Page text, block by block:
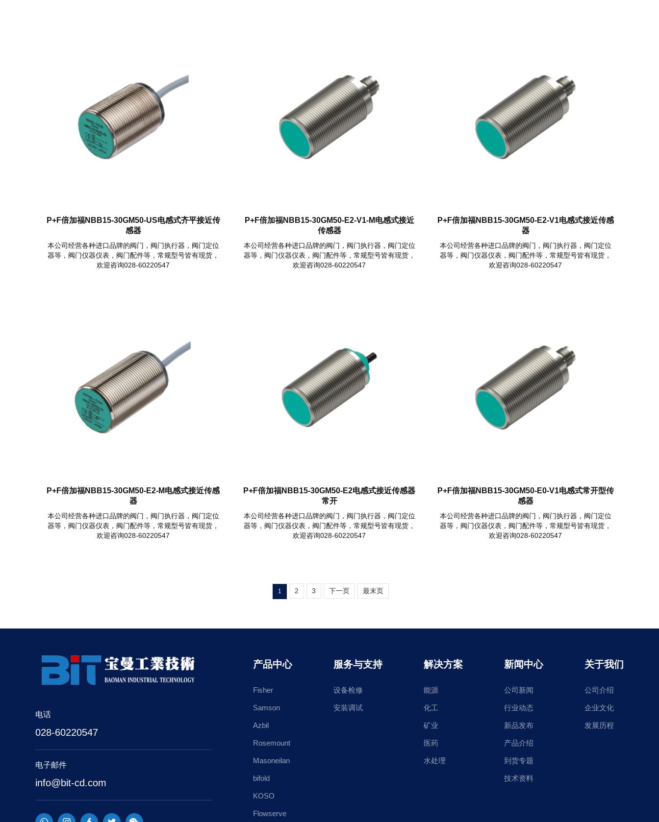
P+F倍加福NBB15-30GM50-US电感式齐平接近传
感器
本公司经营各种进口品牌的阀门，阀门执行器，阀门定位
器等，阀门仪器仪表，阀门配件等，常规型号皆有现货，
欢迎咨询028-60220547
P+F倍加福NBB15-30GM50-E2-V1-M电感式接近
传感器
本公司经营各种进口品牌的阀门，阀门执行器，阀门定位
器等，阀门仪器仪表，阀门配件等，常规型号皆有现货，
欢迎咨询028-60220547
P+F倍加福NBB15-30GM50-E2-V1电感式接近传感
器
本公司经营各种进口品牌的阀门，阀门执行器，阀门定位
器等，阀门仪器仪表，阀门配件等，常规型号皆有现货，
欢迎咨询028-60220547
P+F倍加福NBB15-30GM50-E2-M电感式接近传感
器
本公司经营各种进口品牌的阀门，阀门执行器，阀门定位
器等，阀门仪器仪表，阀门配件等，常规型号皆有现货，
欢迎咨询028-60220547
P+F倍加福NBB15-30GM50-E2电感式接近传感器
常开
本公司经营各种进口品牌的阀门，阀门执行器，阀门定位
器等，阀门仪器仪表，阀门配件等，常规型号皆有现货，
欢迎咨询028-60220547
P+F倍加福NBB15-30GM50-E0-V1电感式常开型传
感器
本公司经营各种进口品牌的阀门，阀门执行器，阀门定位
器等，阀门仪器仪表，阀门配件等，常规型号皆有现货，
欢迎咨询028-60220547
1 2 3 下一页 最末页
电话
028-60220547
电子邮件
info@bit-cd.com
产品中心
Fisher
Samson
Azbil
Rosemount
Masoneilan
bifold
KOSO
Flowserve
服务与支持
设备检修
安装调试
解决方案
能源
化工
矿业
医药
水处理
新闻中心
公司新闻
行业动态
新品发布
产品介绍
到货专题
技术资料
关于我们
公司介绍
企业文化
发展历程